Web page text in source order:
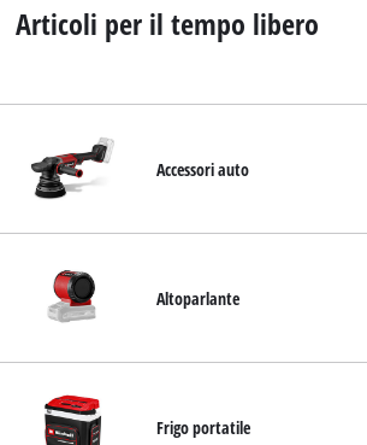
Articoli per il tempo libero
Accessori auto
Altoparlante
Frigo portatile